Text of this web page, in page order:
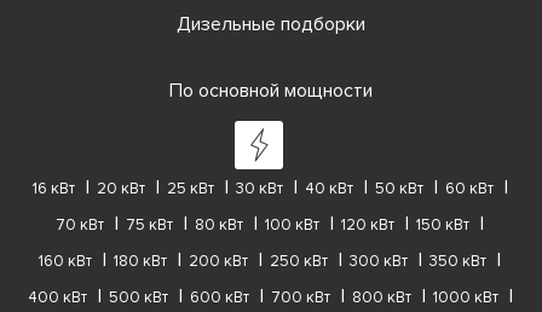
Дизельные подборки
По основной мощности
16 кВт 20 кВт 25 кВт 30 кВт 40 кВт 50 кВт
60 кВт
70 кВт
75 кВт 80 кВт 100 кВт 120 кВт
150 кВт
160 кВт
180 кВт 200 кВт 250 кВт 300 кВт
350 кВт
400 кВт
500 кВт 600 кВт 700 кВт 800 кВт
1000 кВт